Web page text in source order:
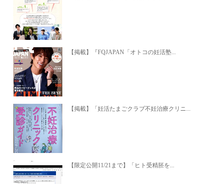
【掲載】『FQJAPAN「オトコの妊活塾...
【掲載】「妊活たまごクラブ不妊治療クリニ...
【限定公開11/21まで】「ヒト受精胚を...